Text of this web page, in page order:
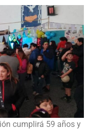
cumplirá 59 años y